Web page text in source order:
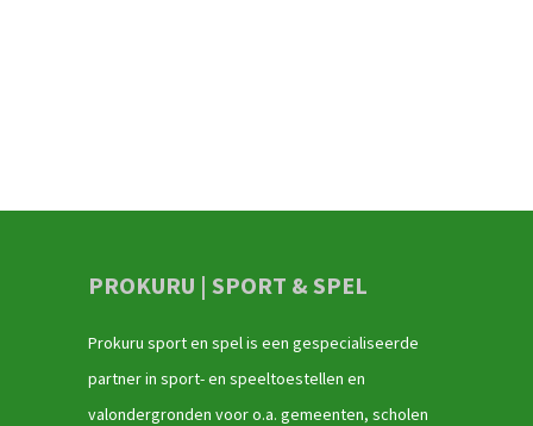
PROKURU | SPORT & SPEL
Prokuru sport en spel is een gespecialiseerde
partner in sport- en speeltoestellen en
valondergronden voor o.a. gemeenten, scholen